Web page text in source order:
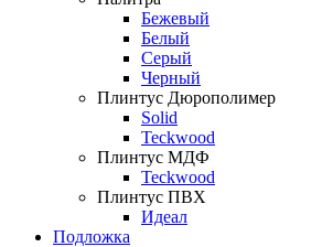
Бежевый
Белый
Серый
Черный
Плинтус Дюрополимер
Solid
Teckwood
Плинтус МДФ
Teckwood
Плинтус ПВХ
Идеал
Подложка